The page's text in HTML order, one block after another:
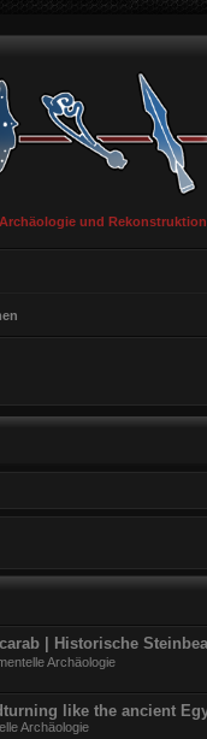
und
| Historische
Archäologie
like the ancient
Archäologie